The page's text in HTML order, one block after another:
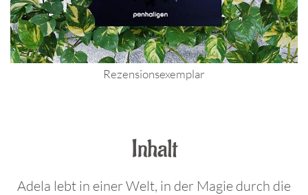
Rezensionsexemplar
Inhalt
Adela lebt in einer Welt, in der Magie durch die